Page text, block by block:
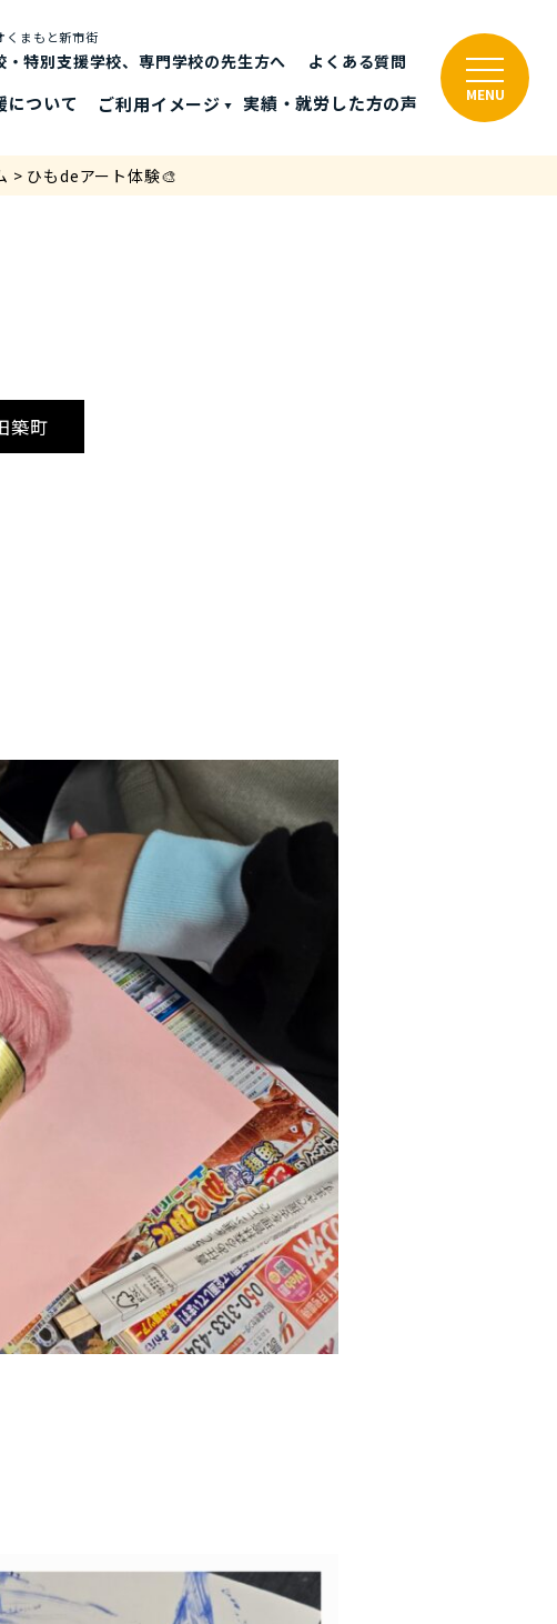
くまもと新市街
・特別支援学校、専門学校の先生方へ よくある質問
について ご利⽤イメージ 実績・就労した⽅の声 MENU
> ひもdeアート体験🎨
築町